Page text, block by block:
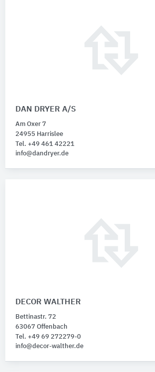
DAN DRYER A/S
Am Oxer 7
24955 Harrislee
Tel. +49 461 42221
info@dandryer.de
DECOR WALTHER
Bettinastr. 72
63067 Offenbach
Tel. +49 69 272279-0
info@decor-walther.de